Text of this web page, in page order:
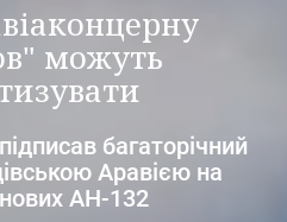
можуть
багаторічний
Аравією на
АН-132